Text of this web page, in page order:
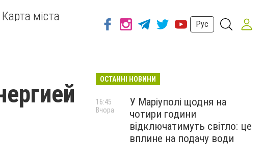
Карта міста
Рус
ОСТАННІ НОВИНИ
У Маріуполі щодня на
чотири години
відключатимуть світло: це
вплине на подачу води
16:45
Вчора